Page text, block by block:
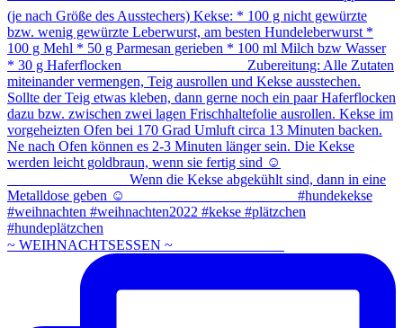
~ WEIHNACHTSESSEN ~ ⠀⠀⠀⠀⠀⠀⠀⠀⠀⠀